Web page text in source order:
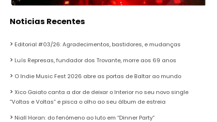
Noticias Recentes
Editorial #03/26: Agradecimentos, bastidores, e mudanças
Luís Represas, fundador dos Trovante, morre aos 69 anos
O Indie Music Fest 2026 abre as portas de Baltar ao mundo
Xico Gaiato canta a dor de deixar o Interior no seu novo single
“Voltas e Voltas” e pisca o olho ao seu álbum de estreia
Niall Horan: do fenómeno ao luto em “Dinner Party”